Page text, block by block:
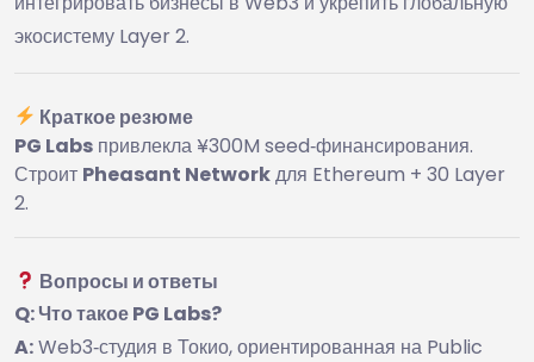
экосистему Layer 2.
Краткое резюме
PG Labs привлекла ¥300M seed‑финансирования.
Строит Pheasant Networkдля Ethereum + 30 Layer
2.
Вопросы и ответы
Q: Что такое PG Labs?
A:Web3‑студия в Токио, ориентированная на Public